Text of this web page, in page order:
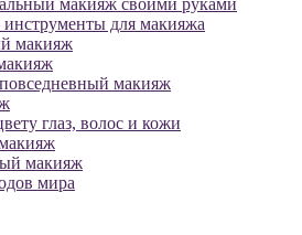
макияж своими руками
инструменты для макияжа
макияж
макияж
глаз, волос и кожи
макияж
мира